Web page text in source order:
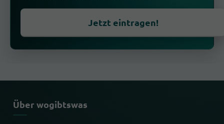
Jetzt eintragen!
Über wogibtswas